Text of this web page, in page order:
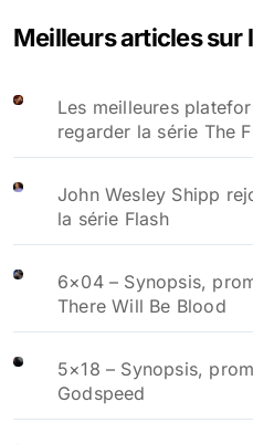
Meilleurs articles sur
Les meilleures
regarder la série The
John Wesley Shipp
la série Flash
6×04 – Synopsis,
There Will Be Blood
5×18 – Synopsis,
Godspeed